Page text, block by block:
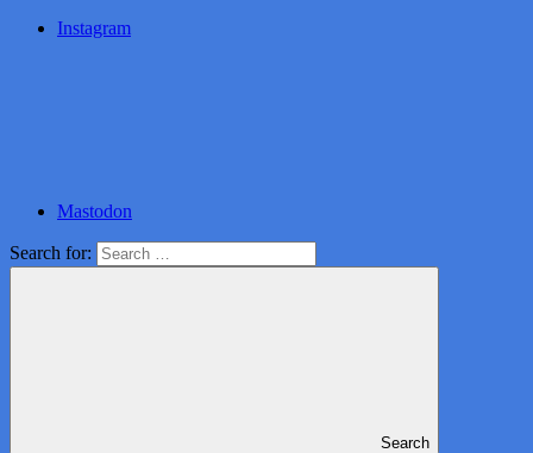
Instagram
Mastodon
Search for:
Search